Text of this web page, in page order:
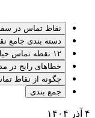
نقاط تماس در
دسته بندی جامع
۱۲ نقطه تماس حیاتی که بیشترین تأثیر را روی مشتری می گذارند
خطاهای رایج در
چگونه از نقاط
جمع بندی
۴ آذر ۱۴۰۴